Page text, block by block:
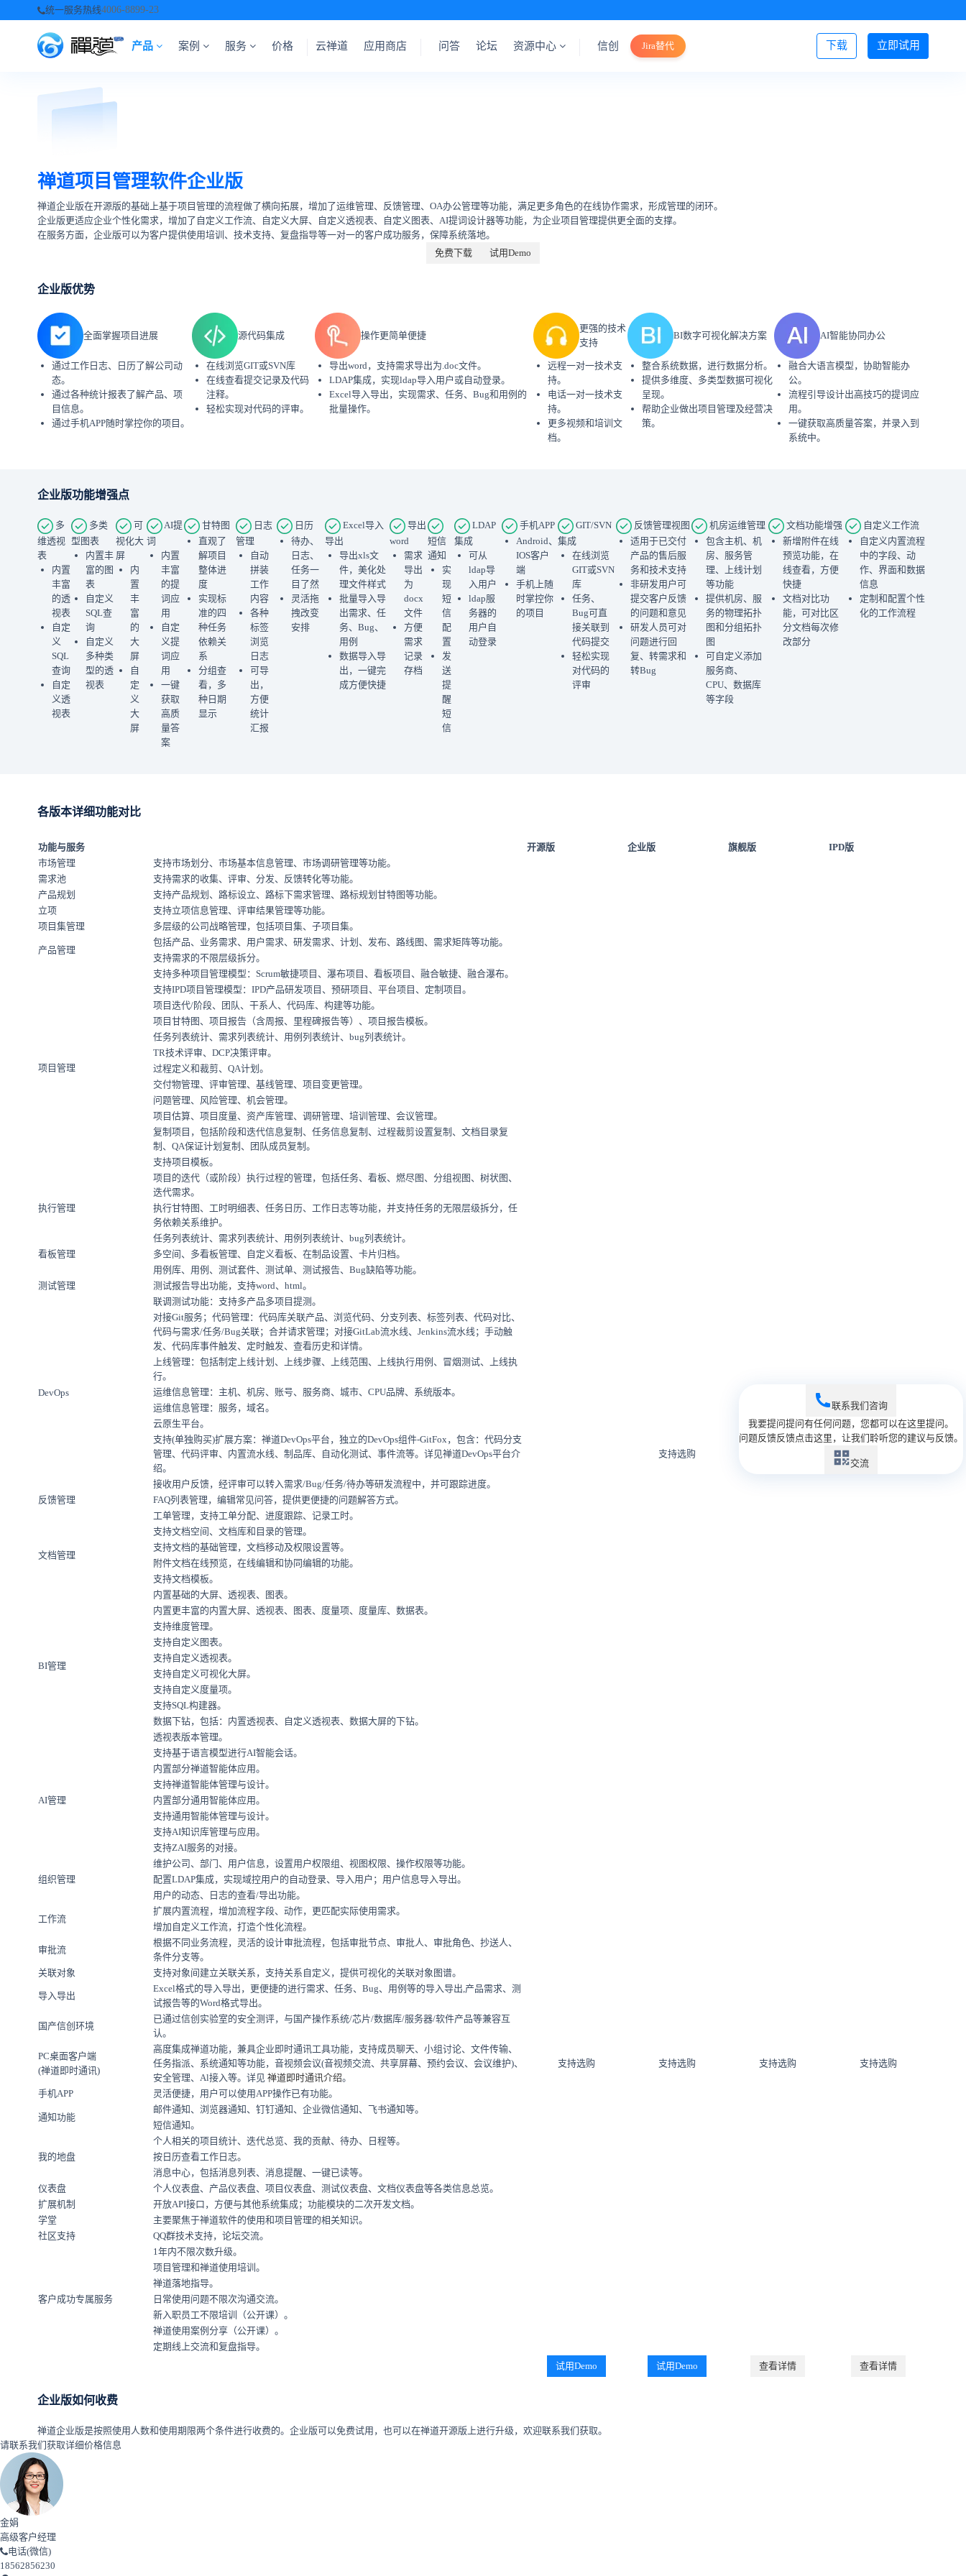
统一服务热线4006-8899-23
产品 案例 服务 价格 立即试用
下载
云禅道 应用商店 问答 论坛 资源中心 信创 Jira替代 登录/注册
禅道项目管理软件企业版
禅道企业版在开源版的基础上基于项目管理的流程做了横向拓展，增加了运维管理、反馈管理、OA办公管理等功能，满足更多角色的在线协作需求，形成管理的闭环。
企业版更适应企业个性化需求，增加了自定义工作流、自定义大屏、自定义透视表、自定义图表、AI提词设计器等功能，为企业项目管理提供更全面的支撑。
在服务方面，企业版可以为客户提供使用培训、技术支持、复盘指导等一对一的客户成功服务，保障系统落地。
免费下载
试用Demo
企业版优势
全面掌握项目进展
通过工作日志、日历了解公司动
态。
通过各种统计报表了解产品、项
目信息。
通过手机APP随时掌控你的项目。
源代码集成
在线浏览GIT或SVN库
在线查看提交记录及代码
注释。
轻松实现对代码的评审。
操作更简单便捷
导出word，支持需求导出为.doc文件。
LDAP集成，实现ldap导入用户或自动登录。
Excel导入导出，实现需求、任务、Bug和用例的
批量操作。
更强的技术
支持
远程一对一技术支
持。
电话一对一技术支
持。
更多视频和培训文
档。
BI数字可视化解决方案
整合系统数据，进行数据分析。
提供多维度、多类型数据可视化
呈现。
帮助企业做出项目管理及经营决
策。
AI智能协同办公
融合大语言模型，协助智能办
公。
流程引导设计出高技巧的提词应
用。
一键获取高质量答案，并录入到
系统中。
企业版功能增强点
多
维透视
表
内置
丰富
的透
视表
自定
义
SQL
查询
自定
义透
视表
多类
型图表
内置丰
富的图
表
自定义
SQL查
询
自定义
多种类
型的透
视表
可
视化大
屏
内
置
丰
富
的
大
屏
自
定
义
大
屏
AI提
词
内置
丰富
的提
词应
用
自定
义提
词应
用
一键
获取
高质
量答
案
甘特图
直观了
解项目
整体进
度
实现标
准的四
种任务
依赖关
系
分组查
看，多
种日期
显示
日志
管理
自动
拼装
工作
内容
各种
标签
浏览
日志
可导
出，
方便
统计
汇报
日历
待办、
日志、
任务一
目了然
灵活拖
拽改变
安排
Excel导入
导出
导出xls文
件，美化处
理文件样式
批量导入导
出需求、任
务、Bug、
用例
数据导入导
出，一键完
成方便快捷
导出
word
需求
导出
为
docx
文件
方便
需求
记录
存档
短信
通知
实
现
短
信
配
置
发
送
提
醒
短
信
LDAP
集成
可从
ldap导
入用户
ldap服
务器的
用户自
动登录
手机APP
Android、
IOS客户
端
手机上随
时掌控你
的项目
GIT/SVN
集成
在线浏览
GIT或SVN
库
任务、
Bug可直
接关联到
代码提交
轻松实现
对代码的
评审
反馈管理视图
适用于已交付
产品的售后服
务和技术支持
非研发用户可
提交客户反馈
的问题和意见
研发人员可对
问题进行回
复、转需求和
转Bug
机房运维管理
包含主机、机
房、服务管
理、上线计划
等功能
提供机房、服
务的物理拓扑
图和分组拓扑
图
可自定义添加
服务商、
CPU、数据库
等字段
文档功能增强
新增附件在线
预览功能，在
线查看，方便
快捷
文档对比功
能，可对比区
分文档每次修
改部分
自定义工作流
自定义内置流程
中的字段、动
作、界面和数据
信息
定制和配置个性
化的工作流程
各版本详细功能对比
功能与服务 开源版 企业版 旗舰版
IPD版
市场管理
支持市场划分、市场基本信息管理、市场调研管理等功能。
需求池
支持需求的收集、评审、分发、反馈转化等功能。
产品规划
支持产品规划、路标设立、路标下需求管理、路标规划甘特图等功能。
立项
支持立项信息管理、评审结果管理等功能。
项目集管理
多层级的公司战略管理，包括项目集、子项目集。
产品管理
包括产品、业务需求、用户需求、研发需求、计划、发布、路线图、需求矩阵等功能。
支持需求的不限层级拆分。
项目管理
支持多种项目管理模型：Scrum敏捷项目、瀑布项目、看板项目、融合敏捷、融合瀑布。
支持IPD项目管理模型：IPD产品研发项目、预研项目、平台项目、定制项目。
项目迭代/阶段、团队、干系人、代码库、构建等功能。
项目甘特图、项目报告（含周报、里程碑报告等）、项目报告模板。
任务列表统计、需求列表统计、用例列表统计、bug列表统计。
TR技术评审、DCP决策评审。
过程定义和裁剪、QA计划。
交付物管理、评审管理、基线管理、项目变更管理。
问题管理、风险管理、机会管理。
项目估算、项目度量、资产库管理、调研管理、培训管理、会议管理。
复制项目，包括阶段和迭代信息复制、任务信息复制、过程裁剪设置复制、文档目录复
制、QA保证计划复制、团队成员复制。
支持项目模板。
执行管理
项目的迭代（或阶段）执行过程的管理，包括任务、看板、燃尽图、分组视图、树状图、
迭代需求。
执行甘特图、工时明细表、任务日历、工作日志等功能，并支持任务的无限层级拆分，任
务依赖关系维护。
任务列表统计、需求列表统计、用例列表统计、bug列表统计。
看板管理
多空间、多看板管理、自定义看板、在制品设置、卡片归档。
测试管理
用例库、用例、测试套件、测试单、测试报告、Bug缺陷等功能。
测试报告导出功能，支持word、html。
联调测试功能：支持多产品多项目提测。
DevOps
对接Git服务；代码管理：代码库关联产品、浏览代码、分支列表、标签列表、代码对比、
代码与需求/任务/Bug关联；合并请求管理；对接GitLab流水线、Jenkins流水线；手动触
发、代码库事件触发、定时触发、查看历史和详情。
上线管理：包括制定上线计划、上线步骤、上线范围、上线执行用例、冒烟测试、上线执
行。
运维信息管理：主机、机房、账号、服务商、城市、CPU品牌、系统版本。
运维信息管理：服务，域名。
云原生平台。
支持(单独购买)扩展方案：禅道DevOps平台，独立的DevOps组件-GitFox，包含：代码分支
管理、代码评审、内置流水线、制品库、自动化测试、事件流等。详见禅道DevOps平台介
绍。
支持选购
反馈管理
接收用户反馈，经评审可以转入需求/Bug/任务/待办等研发流程中，并可跟踪进度。
FAQ列表管理，编辑常见问答，提供更便捷的问题解答方式。
工单管理，支持工单分配、进度跟踪、记录工时。
文档管理
支持文档空间、文档库和目录的管理。
支持文档的基础管理，文档移动及权限设置等。
附件文档在线预览，在线编辑和协同编辑的功能。
支持文档模板。
BI管理
内置基础的大屏、透视表、图表。
内置更丰富的内置大屏、透视表、图表、度量项、度量库、数据表。
支持维度管理。
支持自定义图表。
支持自定义透视表。
支持自定义可视化大屏。
支持自定义度量项。
支持SQL构建器。
数据下钻，包括：内置透视表、自定义透视表、数据大屏的下钻。
透视表版本管理。
AI管理
支持基于语言模型进行AI智能会话。
内置部分禅道智能体应用。
支持禅道智能体管理与设计。
内置部分通用智能体应用。
支持通用智能体管理与设计。
支持AI知识库管理与应用。
支持ZAI服务的对接。
组织管理
维护公司、部门、用户信息，设置用户权限组、视图权限、操作权限等功能。
配置LDAP集成，实现域控用户的自动登录、导入用户；用户信息导入导出。
用户的动态、日志的查看/导出功能。
工作流
扩展内置流程，增加流程字段、动作，更匹配实际使用需求。
增加自定义工作流，打造个性化流程。
审批流
根据不同业务流程，灵活的设计审批流程，包括审批节点、审批人、审批角色、抄送人、
条件分支等。
关联对象
支持对象间建立关联关系，支持关系自定义，提供可视化的关联对象图谱。
导入导出
Excel格式的导入导出，更便捷的进行需求、任务、Bug、用例等的导入导出,产品需求、测
试报告等的Word格式导出。
国产信创环境
已通过信创实验室的安全测评，与国产操作系统/芯片/数据库/服务器/软件产品等兼容互
认。
PC桌面客户端
(禅道即时通讯)
高度集成禅道功能，兼具企业即时通讯工具功能，支持成员聊天、小组讨论、文件传输、
任务指派、系统通知等功能，音视频会议(音视频交流、共享屏幕、预约会议、会议维护)、
安全管理、Al接入等。详见 禅道即时通讯介绍。
支持选购 支持选购 支持选购 支持选购
手机APP 灵活便捷，用户可以使用APP操作已有功能。
通知功能
邮件通知、浏览器通知、钉钉通知、企业微信通知、飞书通知等。
短信通知。
我的地盘
个人相关的项目统计、迭代总览、我的贡献、待办、日程等。
按日历查看工作日志。
消息中心，包括消息列表、消息提醒、一键已读等。
仪表盘
个人仪表盘、产品仪表盘、项目仪表盘、测试仪表盘、文档仪表盘等各类信息总览。
扩展机制
开放API接口，方便与其他系统集成；功能模块的二次开发文档。
学堂
主要聚焦于禅道软件的使用和项目管理的相关知识。
社区支持
QQ群技术支持，论坛交流。
客户成功专属服务
1年内不限次数升级。
项目管理和禅道使用培训。
禅道落地指导。
日常使用问题不限次沟通交流。
新入职员工不限培训（公开课）。
禅道使用案例分享（公开课）。
定期线上交流和复盘指导。
试用Demo
试用Demo 查看详情 查看详情
企业版如何收费
禅道企业版是按照使用人数和使用期限两个条件进行收费的。企业版可以免费试用，也可以在禅道开源版上进行升级，欢迎联系我们获取。
请联系我们获取详细价格信息
金娟
高级客户经理
电话(微信)
18562856230
联系我们咨询
我要提问提问有任何问题，您都可以在这里提问。
问题反馈反馈点击这里，让我们聆听您的建议与反馈。
交流